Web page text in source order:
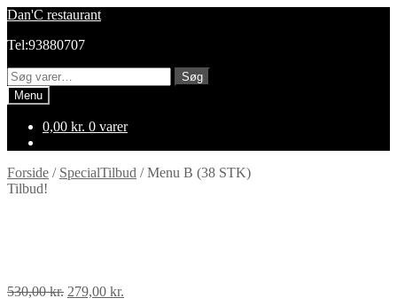
Spring
navigation
Spring
indhold
Dan'C restaurant
Tel:93880707
Søg
efter:
Søg
Menu
0,00 kr. 0 varer
Forside / SpecialTilbud /Menu B (38 STK)
Tilbud!
530,00kr. Den
279,00 kr.